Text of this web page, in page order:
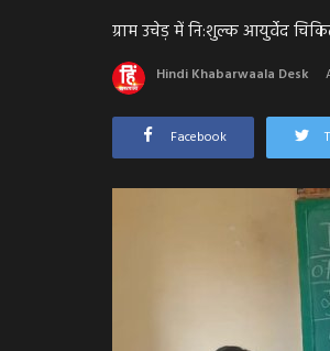
ग्राम उचेड़ में नि:शुल्क आयुर्वेद
Hindi Khabarwaala Desk
Facebook